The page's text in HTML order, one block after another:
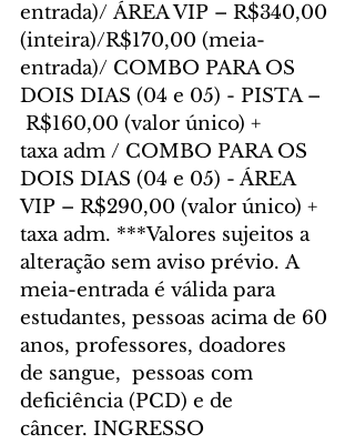
entrada)/ ÁREA VIP – R$340,00
(inteira)/R$170,00 (meia-
entrada)/ COMBO PARA OS
DOIS DIAS (04 e 05) - PISTA –
R$160,00 (valor único) +
taxa adm / COMBO PARA OS
DOIS DIAS (04 e 05) - ÁREA
VIP – R$290,00 (valor único) +
taxa adm. ***Valores sujeitos a
alteração sem aviso prévio. A
meia-entrada é válida para
estudantes, pessoas acima de 60
anos, professores, doadores
de sangue,  pessoas com
deficiência (PCD) e de
câncer. INGRESSO